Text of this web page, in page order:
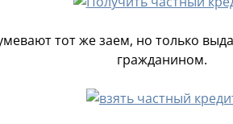
тот же заем, но только
гражданином.